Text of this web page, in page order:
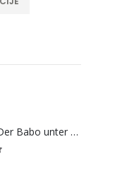
T-Shirt - Der Babo unter den Papas